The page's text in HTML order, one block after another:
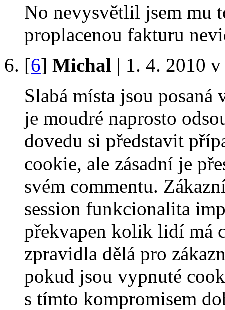
No nevysvětlil jsem mu
proplacenou fakturu
[6] Michal | 1. 4. 2010
Slabá místa jsou
je moudré naprosto
dovedu si představit
cookie, ale zásadní je
svém commentu.
session funkcionalita
překvapen kolik lidí má
zpravidla dělá pro
pokud jsou vypnuté
s tímto kompromisem